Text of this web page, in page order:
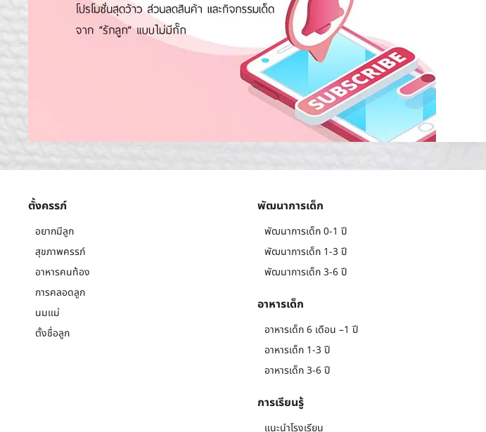
ตั้งครรภ์
อยากมีลูก
สุขภาพครรภ์
อาหารคนท้อง
การคลอดลูก
นมแม่
ตั้งชื่อลูก
พัฒนาการเด็ก
พัฒนาการเด็ก 0-1 ปี
พัฒนาการเด็ก 1-3 ปี
พัฒนาการเด็ก 3-6 ปี
อาหารเด็ก
อาหารเด็ก 6 เดือน –1 ปี
อาหารเด็ก 1-3 ปี
อาหารเด็ก 3-6 ปี
การเรียนรู้
แนะนำโรงเรียน